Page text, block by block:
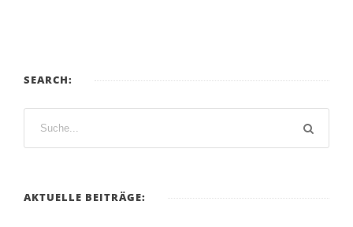
SEARCH:
AKTUELLE BEITRÄGE: